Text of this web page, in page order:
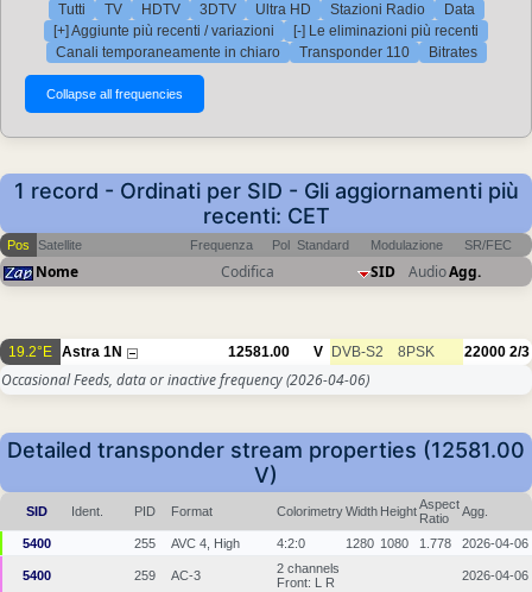
Tutti TV HDTV 3DTV Ultra HD Stazioni Radio
Data
[+] Aggiunte più recenti / variazioni
[-] Le eliminazioni più recenti
Canali temporaneamente in chiaro
Transponder 110 Bitrates
1 record - Ordinati per SID - Gli aggiornamenti più
recenti: CET
Pos Satellite Frequenza Pol Standard Modulazione SR/FEC
Nome Codifica SID AudioAgg.
19.2°E Astra 1N 12581.00 V DVB-S2 8PSK 22000 2/3
Occasional Feeds, data or inactive frequency(2026-04-06)
Detailed transponder stream properties (12581.00
V)
SID Ident. PID Format ColorimetryWidth HeightAspect
Ratio
Agg.
5400 255 AVC 4, High 4:2:0 1280 1080 1.778 2026-04-06
5400 259 AC-3
2 channels
Front: L R
2026-04-06